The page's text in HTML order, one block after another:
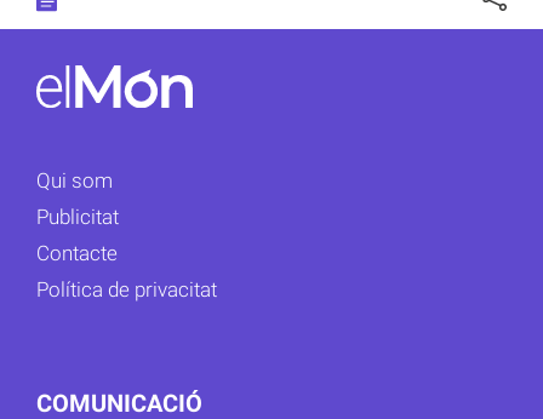
Qui som
Publicitat
Contacte
Política de privacitat
COMUNICACIÓ